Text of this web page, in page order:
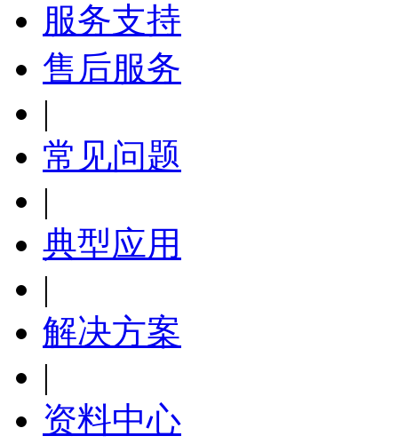
服务支持
售后服务
|
常见问题
|
典型应用
|
解决方案
|
资料中心